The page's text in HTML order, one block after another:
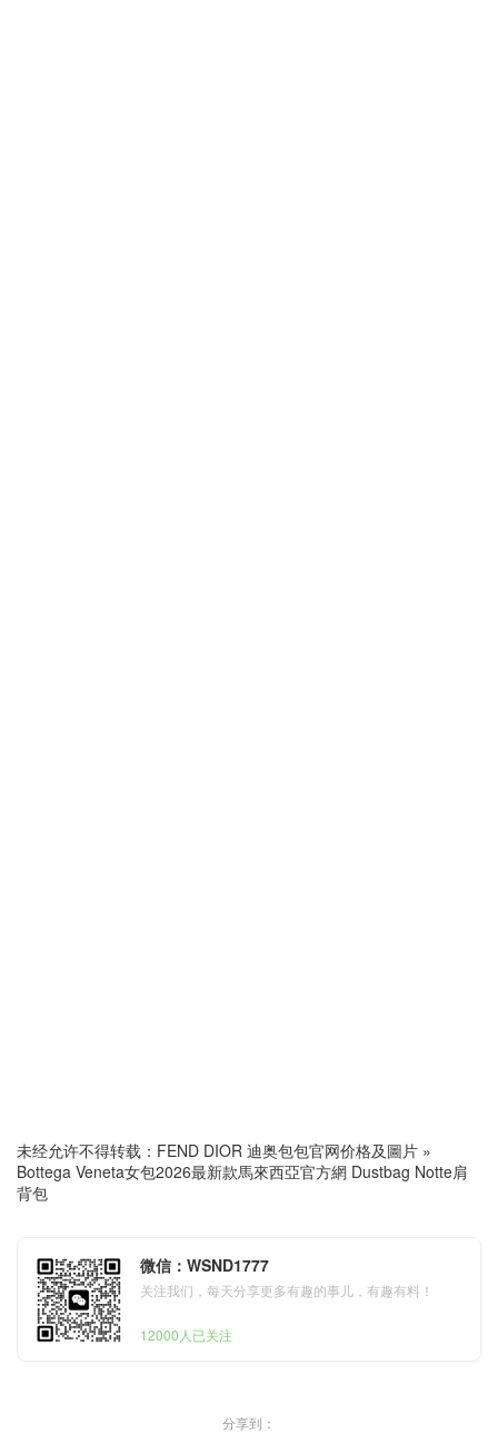
未经允许不得转载： FEND DIOR 迪奥包包官网价格及圖片 »
Bottega Veneta女包2026最新款馬來西亞官方網 Dustbag Notte肩
背包
微信：WSND1777
关注我们，每天分享更多有趣的事儿，有趣有料！
12000人已关注
分享到：